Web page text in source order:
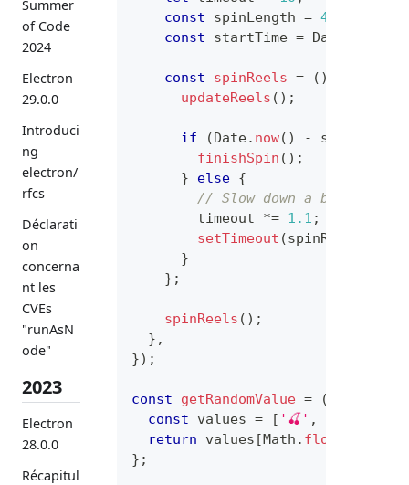
Summer
of Code
2024
Electron
29.0.0
Introduci
ng
electron/
rfcs
Déclarati
on
concerna
nt les
CVEs
"runAsN
ode"
2023
Electron
28.0.0
Récapitul
const spinLength = 4
const startTime = Date
const spinReels = ( )
updateReels ( ) ;
if (Date. now( ) - startTime
finishSpin ( ) ;
}
else {
// Slow down a bit on
        timeout
*= 1.1 ;
setTimeout (spinReels
}
} ;
spinReels ( ) ;
} ,
}) ;
const getRandomValue = (
const values = [ '🍒' ,
return values [Math . floor
} ;